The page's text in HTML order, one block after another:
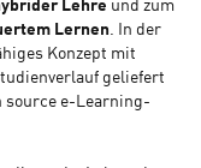
Lehre und zum
Lernen. In der
Konzept mit
geliefert
source e-Learning-